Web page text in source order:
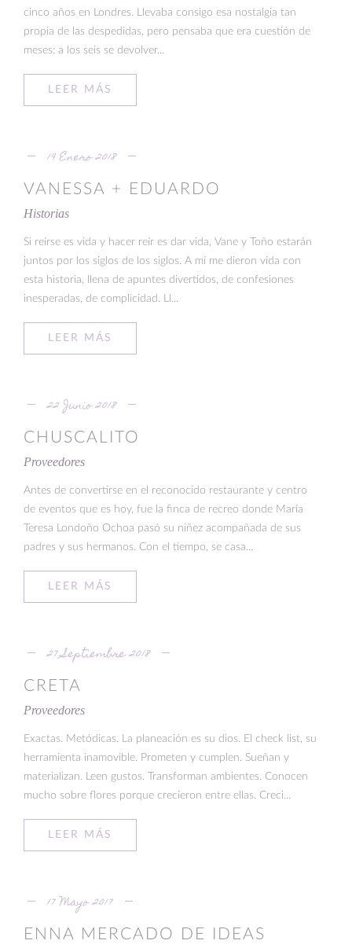
cinco años en Londres. Llevaba consigo esa nostalgia tan
propia de las despedidas, pero pensaba que era cuestión de
meses: a los seis se devolver...
LEER MÁS
19 Enero 2018
VANESSA + EDUARDO
Historias
Si reírse es vida y hacer reír es dar vida, Vane y Toño estarán
juntos por los siglos de los siglos. A mí me dieron vida con
esta historia, llena de apuntes divertidos, de confesiones
inesperadas, de complicidad. Ll...
LEER MÁS
22 Junio 2018
CHUSCALITO
Proveedores
Antes de convertirse en el reconocido restaurante y centro
de eventos que es hoy, fue la finca de recreo donde María
Teresa Londoño Ochoa pasó su niñez acompañada de sus
padres y sus hermanos. Con el tiempo, se casa...
LEER MÁS
27 Septiembre 2018
CRETA
Proveedores
Exactas. Metódicas. La planeación es su dios. El check list, su
herramienta inamovible. Prometen y cumplen. Sueñan y
materializan. Leen gustos. Transforman ambientes. Conocen
mucho sobre flores porque crecieron entre ellas. Creci...
LEER MÁS
17 Mayo 2017
ENNA MERCADO DE IDEAS